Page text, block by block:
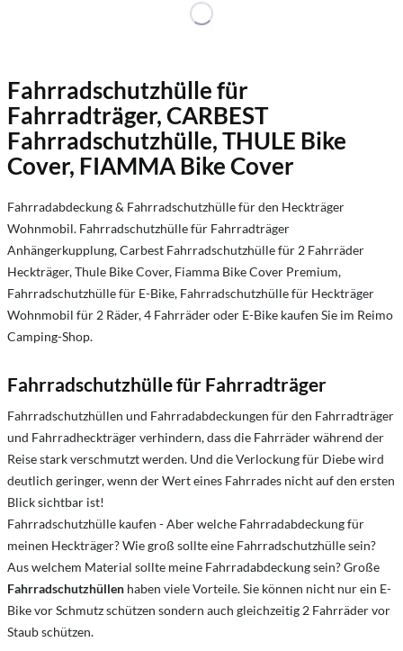
Fahrradschutzhülle für
Fahrradträger, CARBEST
Fahrradschutzhülle, THULE Bike
Cover, FIAMMA Bike Cover
Fahrradabdeckung & Fahrradschutzhülle für den Heckträger
Wohnmobil. Fahrradschutzhülle für Fahrradträger
Anhängerkupplung, Carbest Fahrradschutzhülle für 2 Fahrräder
Heckträger, Thule Bike Cover, Fiamma Bike Cover Premium,
Fahrradschutzhülle für E-Bike, Fahrradschutzhülle für Heckträger
Wohnmobil für 2 Räder, 4 Fahrräder oder E-Bike kaufen Sie im Reimo
Camping-Shop.
Fahrradschutzhülle für Fahrradträger
Fahrradschutzhüllen und Fahrradabdeckungen für den Fahrradträger
und Fahrradheckträger verhindern, dass die Fahrräder während der
Reise stark verschmutzt werden. Und die Verlockung für Diebe wird
deutlich geringer, wenn der Wert eines Fahrrades nicht auf den ersten
Blick sichtbar ist!
Fahrradschutzhülle kaufen - Aber welche Fahrradabdeckung für
meinen Heckträger? Wie groß sollte eine Fahrradschutzhülle sein?
Aus welchem Material sollte meine Fahrradabdeckung sein? Große
Fahrradschutzhüllen haben viele Vorteile. Sie können nicht nur ein E-
Bike vor Schmutz schützen sondern auch gleichzeitig 2 Fahrräder vor
Staub schützen.